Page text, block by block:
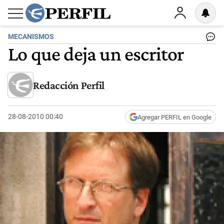
MECANISMOS
Lo que deja un escritor
Redacción Perfil
28-08-2010 00:40 Agregar PERFIL en Google